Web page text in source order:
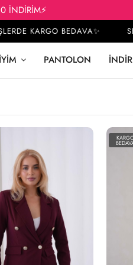
İNDİRİM⚡
KARGO BEDAVA✨
PANTOLON